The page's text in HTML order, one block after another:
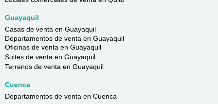
Guayaquil
Casas de venta en Guayaquil
Departamentos de venta en Guayaquil
Oficinas de venta en Guayaquil
Suites de venta en Guayaquil
Terrenos de venta en Guayaquil
Cuenca
Departamentos de venta en Cuenca